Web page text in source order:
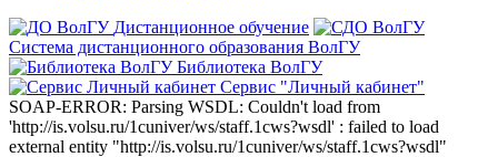
Дистанционное обучение
Система дистанционного образования ВолГУ
Библиотека ВолГУ
Сервис "Личный кабинет"
SOAP-ERROR: Parsing WSDL: Couldn't load from
'http://is.volsu.ru/1cuniver/ws/staff.1cws?wsdl' : failed to load
external entity "http://is.volsu.ru/1cuniver/ws/staff.1cws?wsdl"